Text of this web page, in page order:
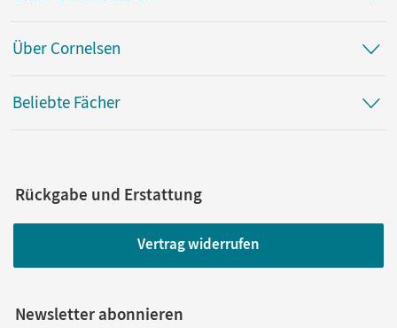
Über Cornelsen
Beliebte Fächer
Rückgabe und Erstattung
Vertrag widerrufen
Newsletter abonnieren